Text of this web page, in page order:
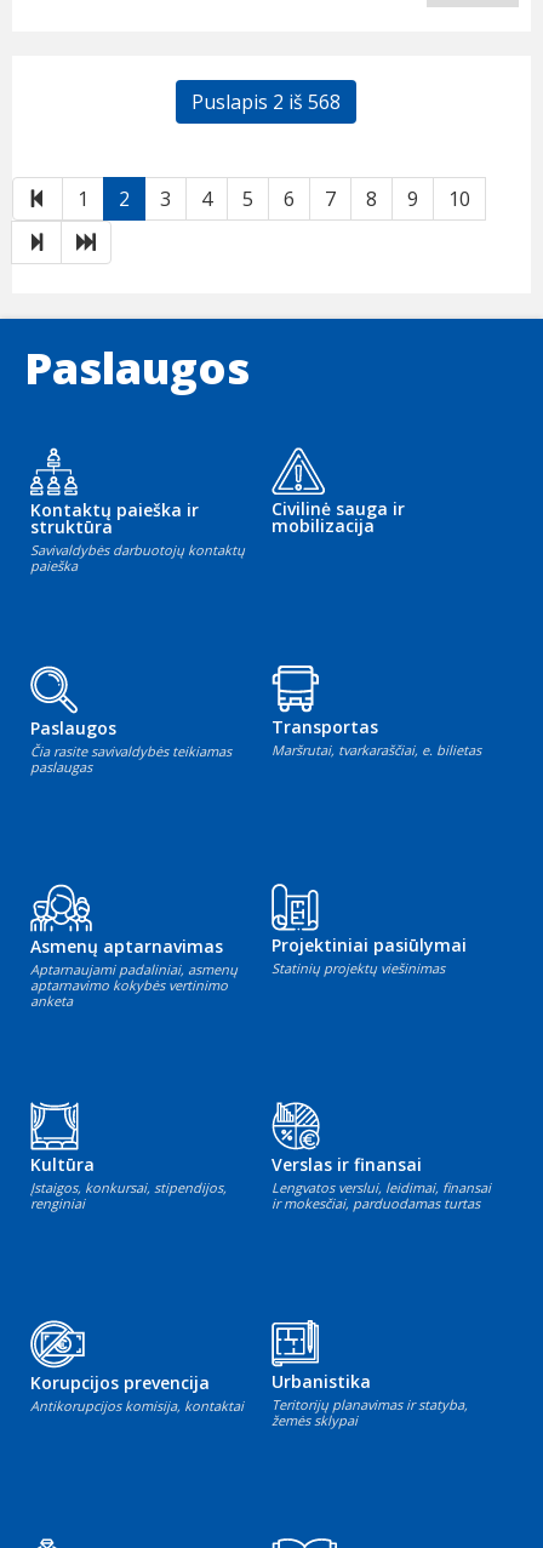
Puslapis 2 iš 568
Atgal1 2 3 4 5 6 7 8 9
10
ToliauPaskutinis
Paslaugos
Kontaktų paieška ir
struktūra
Savivaldybės darbuotojų kontaktų
paieška
Civilinė sauga ir
mobilizacija
Paslaugos
Čia rasite savivaldybės teikiamas
paslaugas
Transportas
Maršrutai, tvarkaraščiai, e. bilietas
Asmenų aptarnavimas
Aptarnaujami padaliniai, asmenų
aptarnavimo kokybės vertinimo
anketa
Projektiniai pasiūlymai
Statinių projektų viešinimas
Kultūra
Įstaigos, konkursai, stipendijos,
renginiai
Verslas ir finansai
Lengvatos verslui, leidimai, finansai
ir mokesčiai, parduodamas turtas
Korupcijos prevencija
Antikorupcijos komisija, kontaktai
Urbanistika
Teritorijų planavimas ir statyba,
žemės sklypai